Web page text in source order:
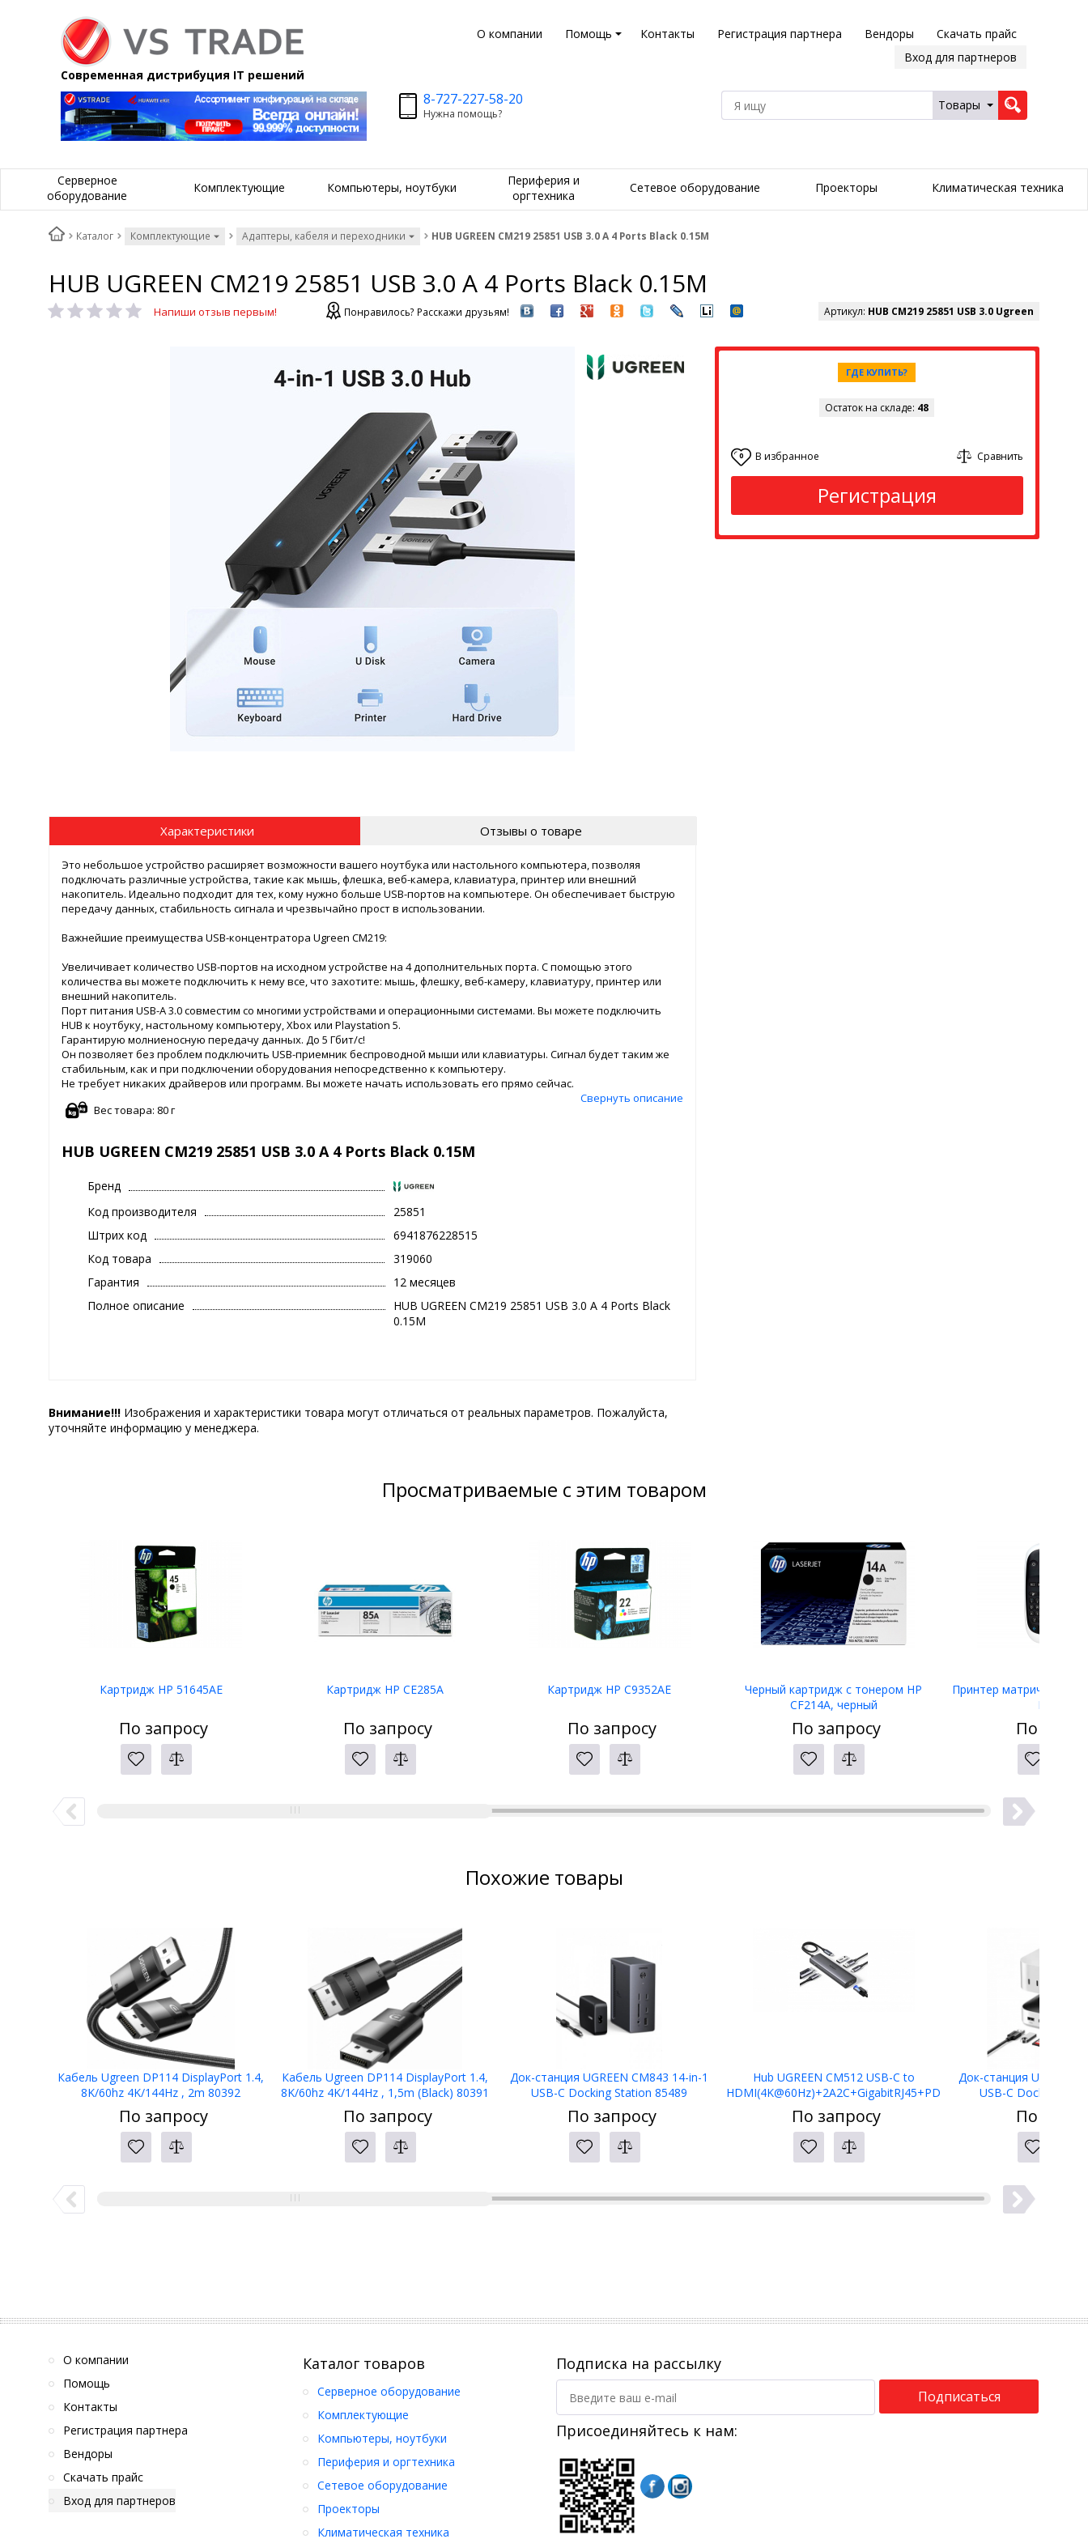
О компании Помощь Контакты Регистрация партнера Вендоры
Скачать прайс
Вход для партнеров
Современная дистрибуция IT решений
8-727-227-58-20
Нужна помощь?
Товары
Серверное
оборудование
Комплектующие Компьютеры, ноутбуки
Периферия и
оргтехника
Сетевое оборудование Проекторы Климатическая техника
Каталог Комплектующие Адаптеры, кабеля и переходники HUB UGREEN CM219 25851 USB 3.0 A 4 Ports Black 0.15M
HUB UGREEN CM219 25851 USB 3.0 A 4 Ports Black 0.15M
Напиши отзыв первым! Понравилось? Расскажи друзьям! Артикул: HUB CM219 25851 USB 3.0 Ugreen
ГДЕ КУПИТЬ?
Остаток на складе: 48
0 В избранное Сравнить
Регистрация
Характеристики Отзывы о товаре
Это небольшое устройство расширяет возможности вашего ноутбука или настольного компьютера, позволяя
подключать различные устройства, такие как мышь, флешка, веб-камера, клавиатура, принтер или внешний
накопитель. Идеально подходит для тех, кому нужно больше USB-портов на компьютере. Он обеспечивает быструю
передачу данных, стабильность сигнала и чрезвычайно прост в использовании.
Важнейшие преимущества USB-концентратора Ugreen CM219:
Увеличивает количество USB-портов на исходном устройстве на 4 дополнительных порта. С помощью этого
количества вы можете подключить к нему все, что захотите: мышь, флешку, веб-камеру, клавиатуру, принтер или
внешний накопитель.
Порт питания USB-A 3.0 совместим со многими устройствами и операционными системами. Вы можете подключить
HUB к ноутбуку, настольному компьютеру, Xbox или Playstation 5.
Гарантирую молниеносную передачу данных. До 5 Гбит/с!
Он позволяет без проблем подключить USB-приемник беспроводной мыши или клавиатуры. Сигнал будет таким же
стабильным, как и при подключении оборудования непосредственно к компьютеру.
Не требует никаких драйверов или программ. Вы можете начать использовать его прямо сейчас.
Свернуть описание
Вес товара: 80 г
HUB UGREEN CM219 25851 USB 3.0 A 4 Ports Black 0.15M
Бренд
Код производителя
25851
Штрих код
6941876228515
Код товара
319060
Гарантия
12 месяцев
Полное описание
HUB UGREEN CM219 25851 USB 3.0 A 4 Ports Black
0.15M
Внимание!!! Изображения и характеристики товара могут отличаться от реальных параметров. Пожалуйста,
уточняйте информацию у менеджера.
Просматриваемые с этим товаром
Картридж HP 51645AE
По запросу
Картридж HP CE285A
По запросу
Картридж HP C9352AE
По запросу
Черный картридж с тонером HP
CF214A, черный
По запросу
Принтер матричный
LW-400
По
Похожие товары
Кабель Ugreen DP114 DisplayPort 1.4,
8K/60hz 4K/144Hz , 2m 80392
По запросу
Кабель Ugreen DP114 DisplayPort 1.4,
8K/60hz 4K/144Hz , 1,5m (Black) 80391
По запросу
Док-станция UGREEN CM843 14-in-1
USB-C Docking Station 85489
По запросу
Hub UGREEN CM512 USB-C to
HDMI(4K@60Hz)+2A2C+GigabitRJ45+PD
(100W) 45000
По запросу
Док-станция UGREEN
USB-C Docking
По
О компании
Помощь
Контакты
Регистрация партнера
Вендоры
Скачать прайс
Вход для партнеров
Каталог товаров
Серверное оборудование
Комплектующие
Компьютеры, ноутбуки
Периферия и оргтехника
Сетевое оборудование
Проекторы
Климатическая техника
Подписка на рассылку
Подписаться
Присоединяйтесь к нам: